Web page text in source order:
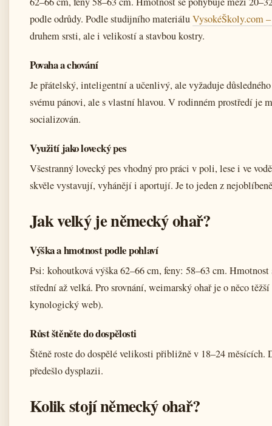
podle odrůdy. Podle studijního materiáluVysokéŠkoly.com
druhem srsti, ale i velikostí a stavbou kostry.
Povaha a chování
Je přátelský, inteligentní a učenlivý, ale vyžaduje
svému pánovi, ale s vlastní hlavou. V rodinném prostředí je
socializován.
Využití jako lovecký pes
Všestranný lovecký pes vhodný pro práci v poli, lese i ve
skvěle vystavují, vyhánějí i aportují. Je to jeden z
Jak velký je německý ohař?
Výška a hmotnost podle pohlaví
Psi: kohoutková výška 62–66 cm, feny: 58–63 cm.
střední až velká. Pro srovnání, weimarský ohař je o něco
kynologický web).
Růst štěněte do dospělosti
Štěně roste do dospělé velikosti přibližně v 18–24 měsících.
předešlo dysplazii.
Kolik stojí německý ohař?